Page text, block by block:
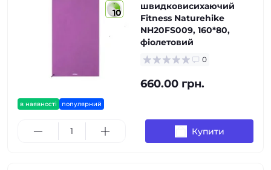
10
в наявності популярний
швидковисихаючий
Fitness Naturehike
NH20FS009, 160*80,
фіолетовий
0
660.00 грн.
Купити